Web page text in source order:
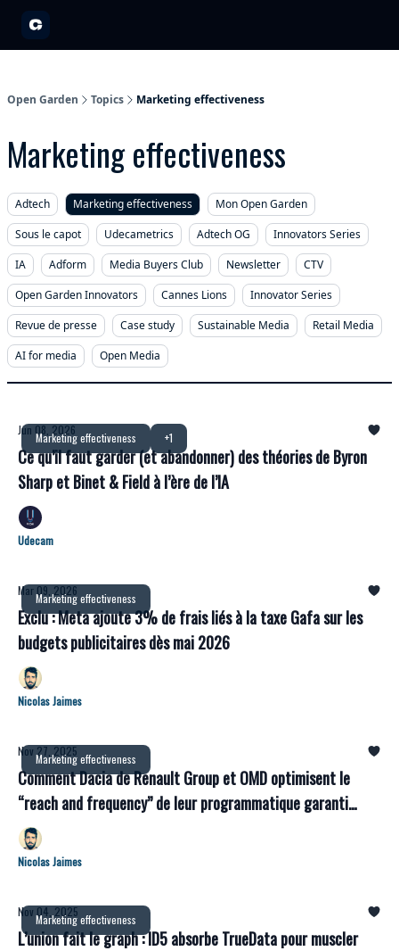
Open Garden Topics Marketing effectiveness
Marketing effectiveness
Adtech Marketing effectiveness
Mon Open Garden
Sous le capot
Udecametrics Adtech OG
Innovators Series
IA
Adform Media Buyers Club Newsletter
CTV
Open Garden Innovators
Cannes Lions
Innovator Series
Revue de presse
Case study Sustainable Media
Retail Media
AI for media
Open Media
Marketing effectiveness +1
Jun 08, 2026
Ce qu’il faut garder (et abandonner) des théories de Byron
Sharp et Binet & Field à l’ère de l’IA
Udecam
Marketing effectiveness
Mar 09, 2026
Exclu : Meta ajoute 3% de frais liés à la taxe Gafa sur les
budgets publicitaires dès mai 2026
Nicolas Jaimes
Marketing effectiveness
Nov 27, 2025
Comment Dacia de Renault Group et OMD optimisent le
“reach and frequency” de leur programmatique garanti
grâce à Utiq
Nicolas Jaimes
Marketing effectiveness
Nov 04, 2025
L’union fait le graph : ID5 absorbe TrueData pour muscler